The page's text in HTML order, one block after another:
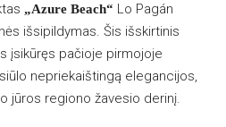
„Azure Beach“ Lo Pagán
išsipildymas. Šis išskirtinis
įsikūręs pačioje pirmojoje
nepriekaištingą elegancijos,
jūros regiono žavesio derinį.